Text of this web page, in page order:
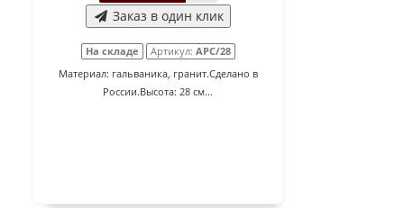
Заказ в один клик
На складе Артикул: АРС/28
Материал: гальваника, гранит.Сделано в
России.Высота: 28 см...